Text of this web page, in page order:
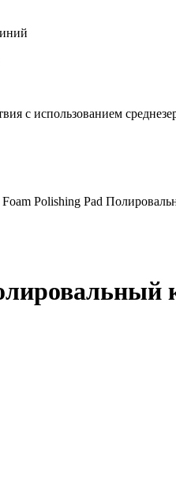
с использованием
Polishing Pad